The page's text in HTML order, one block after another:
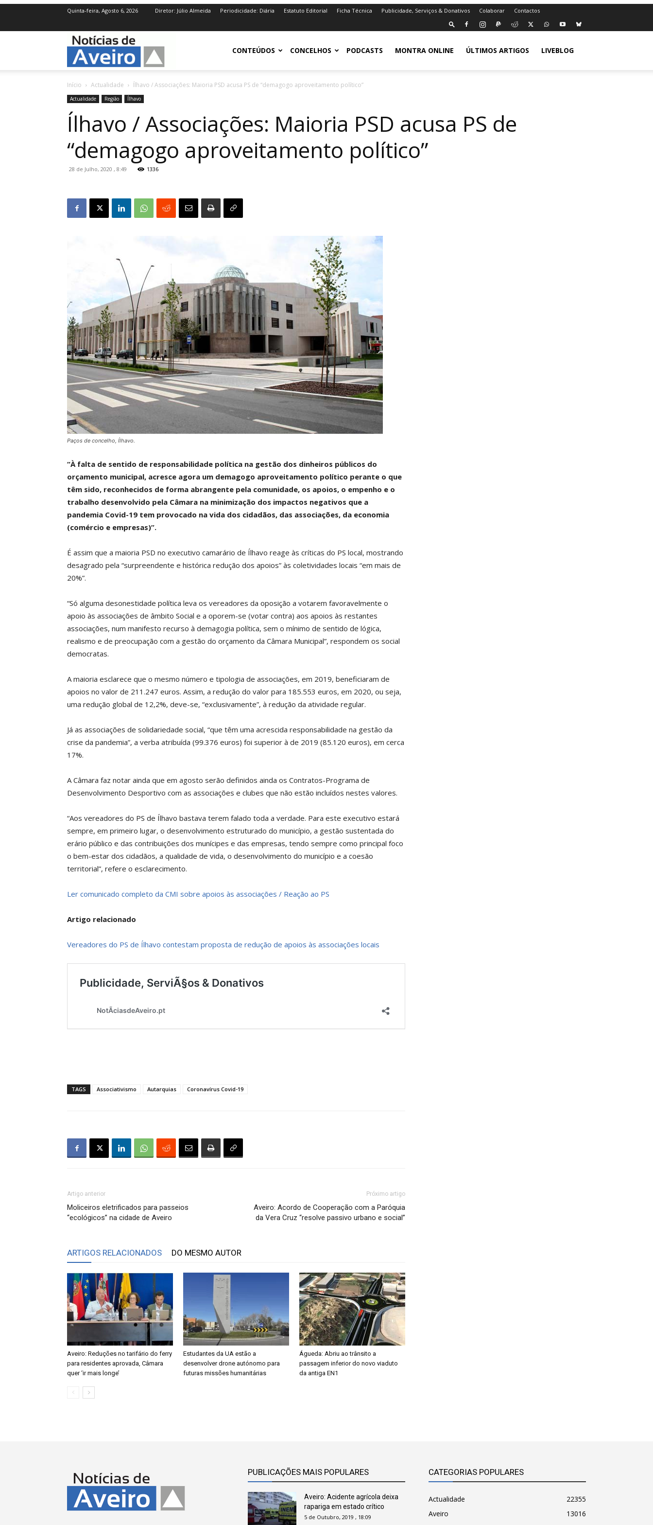
Quinta-feira, Agosto 6, 2026 Diretor: Júlio Almeida Periodicidade: Diária Estatuto Editorial Ficha Técnica Publicidade, Serviços & Donativos Colaborar Contactos
NotíciasdeAveiro.ptCONTEÚDOS CONCELHOS PODCASTS MONTRA ONLINE ÚLTIMOS ARTIGOS LIVEBLOG
Início Actualidade Ílhavo / Associações: Maioria PSD acusa PS de “demagogo aproveitamento político”
Actualidade Região Ílhavo
Ílhavo / Associações: Maioria PSD acusa PS de
“demagogo aproveitamento político”
28 de Julho, 2020 , 8:49 1336
Paços de concelho, Ílhavo.
“À falta de sentido de responsabilidade política na gestão dos dinheiros públicos do
orçamento municipal, acresce agora um demagogo aproveitamento político perante o que
têm sido, reconhecidos de forma abrangente pela comunidade, os apoios, o empenho e o
trabalho desenvolvido pela Câmara na minimização dos impactos negativos que a
pandemia Covid-19 tem provocado na vida dos cidadãos, das associações, da economia
(comércio e empresas)”.
É assim que a maioria PSD no executivo camarário de Ílhavo reage às críticas do PS local, mostrando
desagrado pela “surpreendente e histórica redução dos apoios” às coletividades locais “em mais de
20%”.
“Só alguma desonestidade política leva os vereadores da oposição a votarem favoravelmente o
apoio às associações de âmbito Social e a oporem-se (votar contra) aos apoios às restantes
associações, num manifesto recurso à demagogia política, sem o mínimo de sentido de lógica,
realismo e de preocupação com a gestão do orçamento da Câmara Municipal”, respondem os social
democratas.
A maioria esclarece que o mesmo número e tipologia de associações, em 2019, beneficiaram de
apoios no valor de 211.247 euros. Assim, a redução do valor para 185.553 euros, em 2020, ou seja,
uma redução global de 12,2%, deve-se, “exclusivamente”, à redução da atividade regular.
Já as associações de solidariedade social, “que têm uma acrescida responsabilidade na gestão da
crise da pandemia”, a verba atribuída (99.376 euros) foi superior à de 2019 (85.120 euros), em cerca
17%.
A Câmara faz notar ainda que em agosto serão definidos ainda os Contratos-Programa de
Desenvolvimento Desportivo com as associações e clubes que não estão incluídos nestes valores.
“Aos vereadores do PS de Ílhavo bastava terem falado toda a verdade. Para este executivo estará
sempre, em primeiro lugar, o desenvolvimento estruturado do município, a gestão sustentada do
erário público e das contribuições dos munícipes e das empresas, tendo sempre como principal foco
o bem-estar dos cidadãos, a qualidade de vida, o desenvolvimento do município e a coesão
territorial”, refere o esclarecimento.
Ler comunicado completo da CMI sobre apoios às associações / Reação ao PS
Artigo relacionado
Vereadores do PS de Ílhavo contestam proposta de redução de apoios às associações locais
TAGS Associativismo Autarquias Coronavírus Covid-19
Artigo anterior
Moliceiros eletrificados para passeios
“ecológicos” na cidade de Aveiro
Próximo artigo
Aveiro: Acordo de Cooperação com a Paróquia
da Vera Cruz “resolve passivo urbano e social”
ARTIGOS RELACIONADOS DO MESMO AUTOR
Aveiro: Reduções no tarifário do ferry
para residentes aprovada, Câmara
quer ‘ir mais longe’
Estudantes da UA estão a
desenvolver drone autónomo para
futuras missões humanitárias
Águeda: Abriu ao trânsito a
passagem inferior do novo viaduto
da antiga EN1
PUBLICAÇÕES MAIS POPULARES
Aveiro: Acidente agrícola deixa
rapariga em estado crítico
5 de Outubro, 2019 , 18:09
CATEGORIAS POPULARES
Actualidade
22355
Aveiro
13016